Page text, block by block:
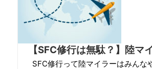
【SFC修行は無駄？】陸
SFC修行って陸マイラーはみん